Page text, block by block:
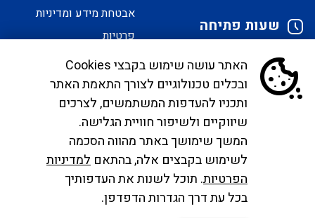
שעות פתיחה
אבטחת מידע ומדיניות
פרטיות
הסדרי נגישות
לקוחות יקרים, בימים אלו אנו נערכים ליישם את
הנחיית הממונה בדבר פרסום אישור טיסות שכר ע"י
רשות התעופה. עד להטמעה מלאה של היישום ניתן
לפנות לבירורים לכתובת המייל
infocc@ayalagroup.co.il. לצפייה בזכויות הנוסע
לפי חוק שרותי תעופהלחצו כאן, למידע לנוסע
האתר עושה שימוש בקבצי Cookies
ובכלים טכנולוגיים לצורך התאמת האתר
ותכניו להעדפות המשתמשים, לצרכים
שיווקיים ולשיפור חוויית הגלישה.
המשך שימושך באתר מהווה הסכמה
לשימוש בקבצים אלה, בהתאם למדיניות
הפרטיות. תוכל לשנות את העדפותיך
בכל עת דרך הגדרות הדפדפן.